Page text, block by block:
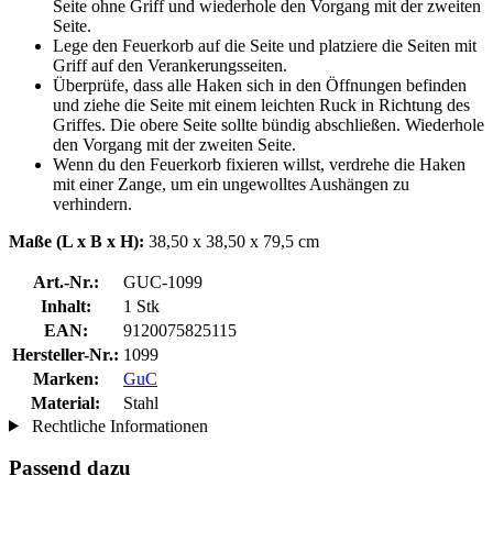
Seite ohne Griff und wiederhole den Vorgang mit der zweiten
Seite.
Lege den Feuerkorb auf die Seite und platziere die Seiten mit
Griff auf den Verankerungsseiten.
Überprüfe, dass alle Haken sich in den Öffnungen befinden
und ziehe die Seite mit einem leichten Ruck in Richtung des
Griffes. Die obere Seite sollte bündig abschließen. Wiederhole
den Vorgang mit der zweiten Seite.
Wenn du den Feuerkorb fixieren willst, verdrehe die Haken
mit einer Zange, um ein ungewolltes Aushängen zu
verhindern.
Maße (L x B x H): 38,50 x 38,50 x 79,5 cm
Art.-Nr.:
GUC-1099
Inhalt:
1 Stk
EAN:
9120075825115
Hersteller-Nr.: 1099
Marken:
GuC
Material:
Stahl
Rechtliche Informationen
Passend dazu